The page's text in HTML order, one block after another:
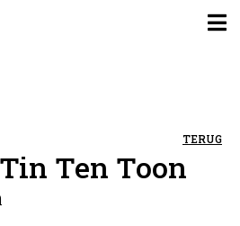
Ten Toon
TERUG